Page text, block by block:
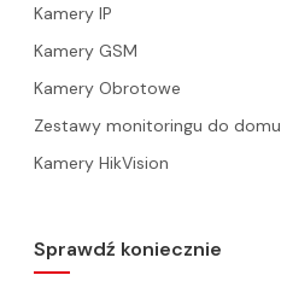
Kamery IP
Kamery GSM
Kamery Obrotowe
Zestawy monitoringu do domu
Kamery HikVision
Sprawdź koniecznie